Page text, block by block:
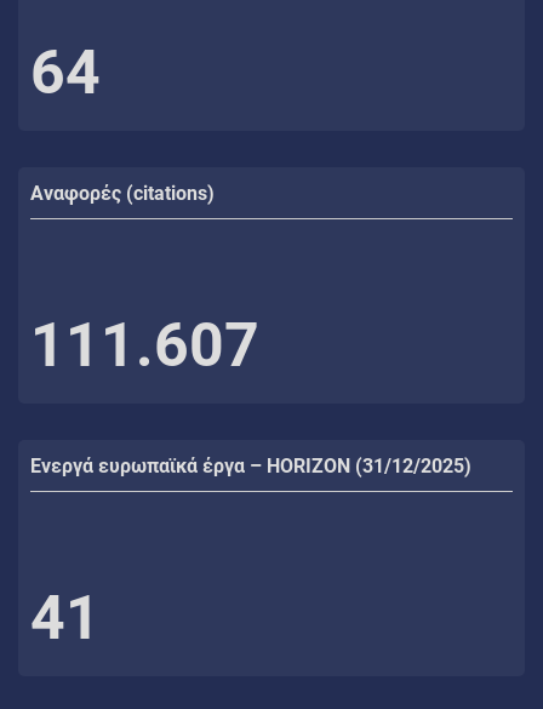
64
Αναφορές (citations)
111.607
Ενεργά ευρωπαϊκά έργα – HORIZON (31/12/2025)
41